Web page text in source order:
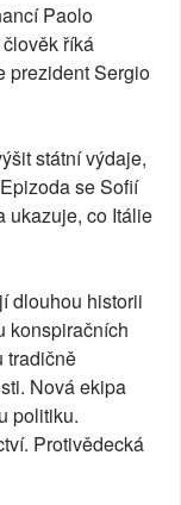
Paolo
říká
prezident Sergio
státní výdaje,
se Sofií
ukazuje, co Itálie
dlouhou historii
konspiračních
tradičně
Nová ekipa
politiku.
Protivědecká